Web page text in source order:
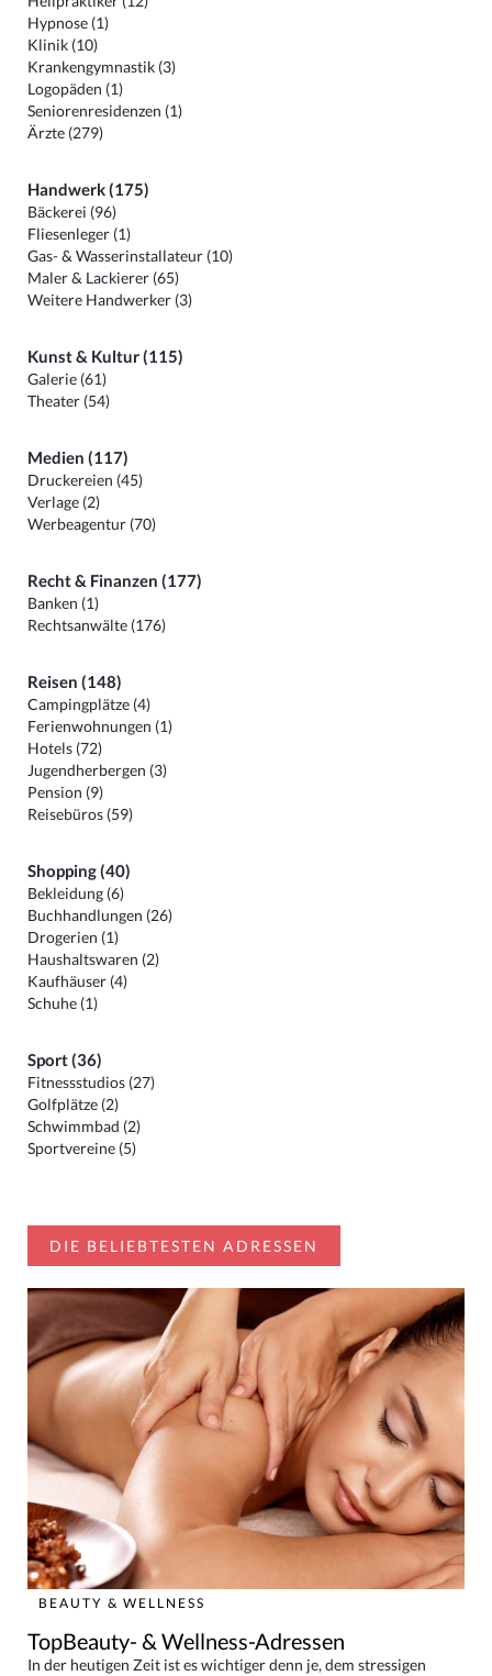
Hypnose (1)
Klinik (10)
Krankengymnastik (3)
Logopäden (1)
Seniorenresidenzen (1)
Ärzte (279)
Handwerk (175)
Bäckerei (96)
Fliesenleger (1)
Gas- & Wasserinstallateur (10)
Maler & Lackierer (65)
Weitere Handwerker (3)
Kunst & Kultur (115)
Galerie (61)
Theater (54)
Medien (117)
Druckereien (45)
Verlage (2)
Werbeagentur (70)
Recht & Finanzen (177)
Banken (1)
Rechtsanwälte (176)
Reisen (148)
Campingplätze (4)
Ferienwohnungen (1)
Hotels (72)
Jugendherbergen (3)
Pension (9)
Reisebüros (59)
Shopping (40)
Bekleidung (6)
Buchhandlungen (26)
Drogerien (1)
Haushaltswaren (2)
Kaufhäuser (4)
Schuhe (1)
Sport (36)
Fitnessstudios (27)
Golfplätze (2)
Schwimmbad (2)
Sportvereine (5)
DIE BELIEBTESTEN ADRESSEN
BEAUTY & WELLNESS
TopBeauty- & Wellness-Adressen
In der heutigen Zeit ist es wichtiger denn je, dem stressigen